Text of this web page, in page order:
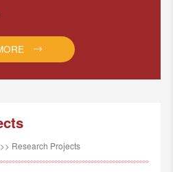
>> Research Projects